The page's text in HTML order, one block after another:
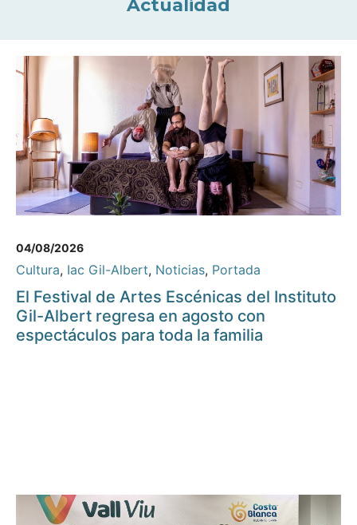
Actualidad
04/08/2026
Cultura, Iac Gil-Albert, Noticias, Portada
El Festival de Artes Escénicas del Instituto
Gil-Albert regresa en agosto con
espectáculos para toda la familia